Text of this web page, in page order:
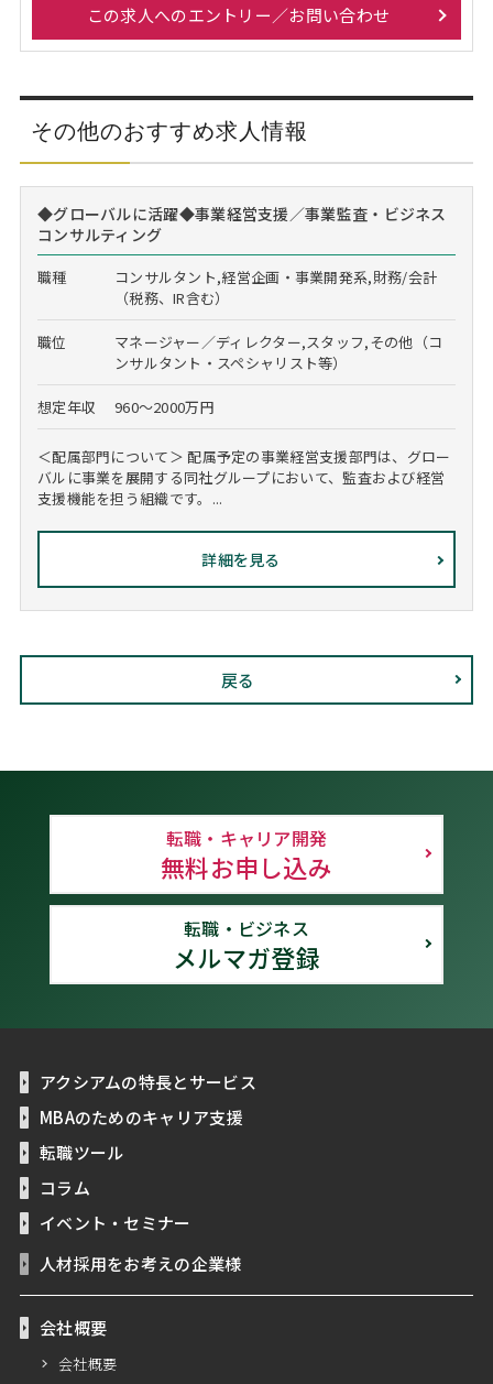
この求人へのエントリー／お問い合わせ
その他のおすすめ求人情報
◆グローバルに活躍◆事業経営支援／事業監査・ビジネス
コンサルティング
職種
コンサルタント,経営企画・事業開発系,財務/会計
（税務、IR含む）
職位
マネージャー／ディレクター,スタッフ,その他（コ
ンサルタント・スペシャリスト等）
想定年収 960～2000万円
＜配属部門について＞ 配属予定の事業経営支援部門は、グロー
バルに事業を展開する同社グループにおいて、監査および経営
支援機能を担う組織です。...
詳細を見る
戻る
転職・キャリア開発
無料お申し込み
転職・ビジネス
メルマガ登録
アクシアムの特長とサービス
MBAのためのキャリア支援
転職ツール
コラム
イベント・セミナー
人材採用をお考えの企業様
会社概要
会社概要